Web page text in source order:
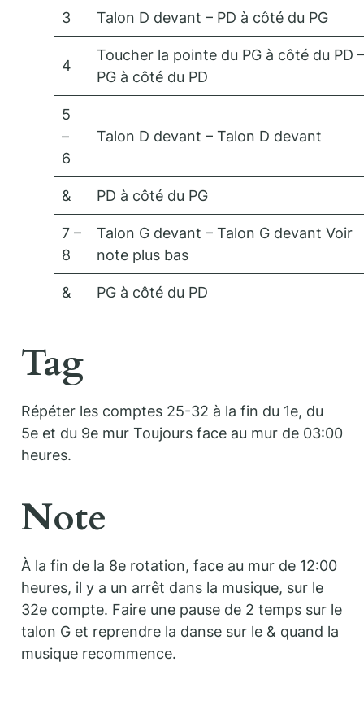
3 Talon D devant – PD à côté du PG
4
Toucher la pointe du PG à côté du PD –
PG à côté du PD
5
–
6
Talon D devant – Talon D devant
& PD à côté du PG
7 –
8
Talon G devant – Talon G devant Voir
note plus bas
& PG à côté du PD
Tag
Répéter les comptes 25-32 à la fin du 1e, du
5e et du 9e mur Toujours face au mur de 03:00
heures.
Note
À la fin de la 8e rotation, face au mur de 12:00
heures, il y a un arrêt dans la musique, sur le
32e compte. Faire une pause de 2 temps sur le
talon G et reprendre la danse sur le & quand la
musique recommence.